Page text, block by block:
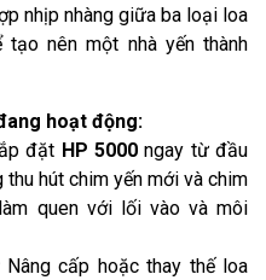
nhịp nhàng giữa ba loại loa
nên một nhà yến thành
hoạt động:
đặt HP 5000ngay từ đầu
thu hút chim yến mới và chim
quen với lối vào và môi
Nâng cấp hoặc thay thế loa